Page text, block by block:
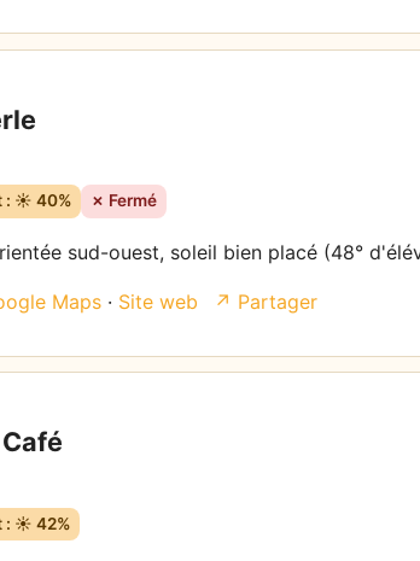
: ☀️ 40% ✗ Fermé
sud-ouest, soleil bien placé (48°
Maps · Site web ↗ Partager
: ☀️ 42%